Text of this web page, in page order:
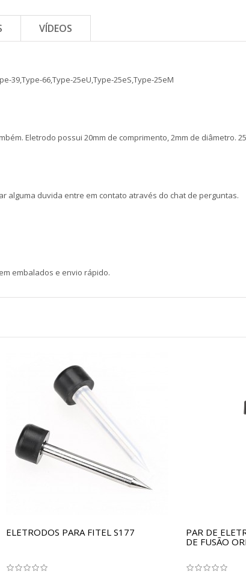
VÍDEOS
39,Type-66,Type-25eU,Type-25eS,Type-25eM
Eletrodo possui 20mm de comprimento, 2mm de diâmetro.
alguma duvida entre em contato através do chat de perguntas.
embalados e envio rápido.
ELETRODOS PARA FITEL S177
PAR DE
DE FUSÃO